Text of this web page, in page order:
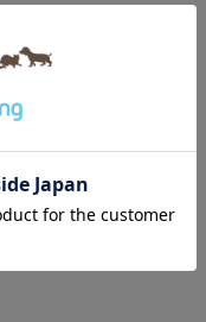
キュートな小花柄の
いが、あの子の居場
きょうだいお揃いで
てもいいですね。
ーズにペット骨壷も